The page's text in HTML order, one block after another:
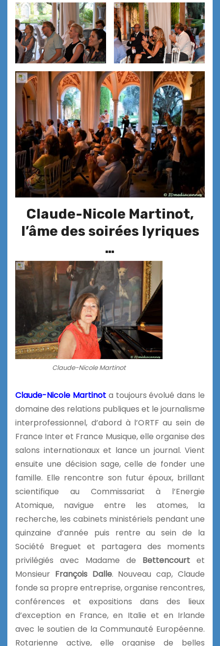
Claude-Nicole Martinot,
l’âme des soirées lyriques
…
Claude-Nicole Martinot
Claude-Nicole Martinota toujours évolué dans le
domaine des relations publiques et le journalisme
interprofessionnel, d’abord à l’ORTF au sein de
France Inter et France Musique, elle organise des
salons internationaux et lance un journal. Vient
ensuite une décision sage, celle de fonder une
famille. Elle rencontre son futur époux, brillant
scientifique au Commissariat à l’Energie
Atomique, navigue entre les atomes, la
recherche, les cabinets ministériels pendant une
quinzaine d’année puis rentre au sein de la
Société Breguet et partagera des moments
privilégiés avec Madame de Bettencourt et
Monsieur François Dalle. Nouveau cap, Claude
fonde sa propre entreprise, organise rencontres,
conférences et expositions dans des lieux
d’exception en France, en Italie et en Irlande
avec le soutien de la Communauté Européenne.
Rotarienne active, elle organise de belles